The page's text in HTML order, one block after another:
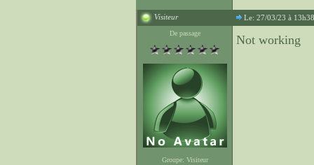
Visiteur Le: 27/03/23 à 13h38
De passage
Groupe: Visiteur
Not working